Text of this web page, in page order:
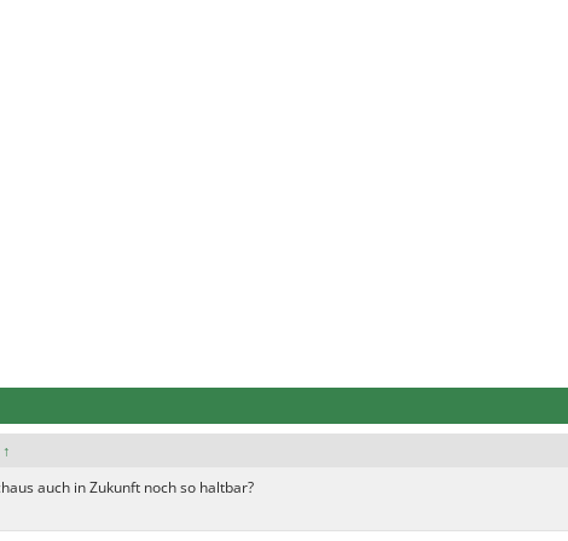
↑
auch in Zukunft noch so haltbar?